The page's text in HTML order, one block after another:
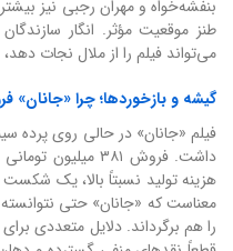
بنفشه‌خواه و مهران رجبی نیز
طنز موقعیت مؤثر. انگار
می‌تواند فیلم را از ملال نجات
گیشه و بازخوردها؛ چرا
فیلم «جانان» در حالی روی پرده
داشت. فروش ۳۸۱
هزینه تولید نسبتاً بالا، یک
معناست که «جانان» حتی
را هم برگرداند. دلایل متعددی